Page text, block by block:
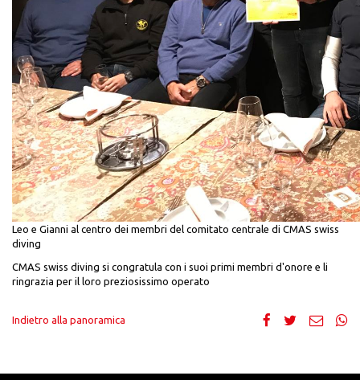
Leo e Gianni al centro dei membri del comitato centrale di CMAS swiss
diving
CMAS swiss diving si congratula con i suoi primi membri d'onore e li
ringrazia per il loro preziosissimo operato
Indietro alla panoramica